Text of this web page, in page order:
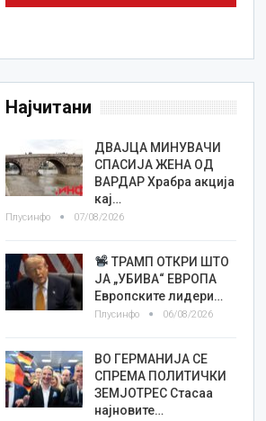
Најчитани
ДВАЈЦА МИНУВАЧИ
СПАСИЈА ЖЕНА ОД
ВАРДАР Храбра акција
кај…
Плусинфо 07/08/2026
ТРАМП ОТКРИ ШТО
ЈА „УБИВА“ ЕВРОПА
Европските лидери…
Плусинфо 06/08/2026
ВО ГЕРМАНИЈА СЕ
СПРЕМА ПОЛИТИЧКИ
ЗЕМЈОТРЕС Стасаа
најновите…